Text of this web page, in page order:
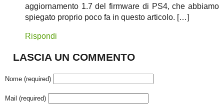
aggiornamento 1.7 del firmware di PS4, che abbiamo
spiegato proprio poco fa in questo articolo. […]
Rispondi
LASCIA UN COMMENTO
Nome (required)
Mail (required)